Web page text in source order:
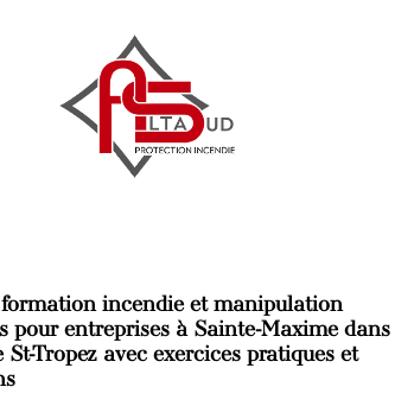
incendie et manipulation
pour entreprises à Sainte-Maxime dans
St-Tropez avec exercices pratiques et